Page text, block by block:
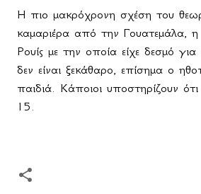
Η πιο μακρόχρονη σχέση του
καμαριέρα από την Γουατεμάλα,
Ρουίς με την οποία είχε δεσμό
δεν είναι ξεκάθαρο, επίσημα ο
παιδιά. Κάποιοι υποστηρίζουν
15.